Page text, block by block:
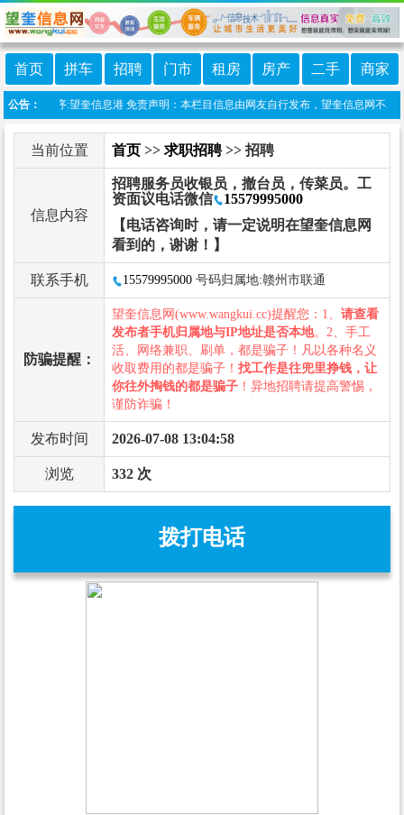
首页 拼车 招聘 门市 租房 房产 二手 商家
公告：
微信小程序:望奎信息港 免责声明：本栏目信息由网友自行发布，望奎信息网不承
当前位置 首页 >> 求职招聘>> 招聘
信息内容
招聘服务员收银员，撤台员，传菜员。工
资面议电话微信
15579995000
【电话咨询时，请一定说明在望奎信息网
看到的，谢谢！】
联系手机 15579995000 号码归属地:赣州市联通
防骗提醒：
望奎信息网(www.wangkui.cc)提醒您：1、 请查看
发布者手机归属地与IP地址是否本地。2、手工
活、网络兼职、刷单，都是骗子！凡以各种名义
收取费用的都是骗子！ 找工作是往兜里挣钱，让
你往外掏钱的都是骗子 ！异地招聘请提高警惕，
谨防诈骗！
发布时间 2026-07-08 13:04:58
浏览 332 次
拨打电话